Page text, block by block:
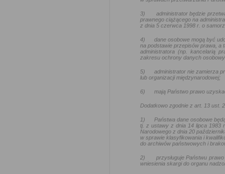
3) administrator będzie
prawnego ciążącego na
z dnia 5 czerwca 1998 r. o
4) dane osobowe mogą być
na podstawie przepisów prawa, a
administratora (np. kancelarią
zakresu ochrony danych
5) administrator nie zamierza
lub organizacji międzynarodowej;
6) mają Państwo prawo
Dodatkowo zgodnie z art. 13 ust.
1) Państwa dane osobowe
tj. z ustawy z dnia 14 lipca 1983
Narodowego z dnia 20
w sprawie klasyfikowania i
do archiwów państwowych i
2) przysługuje Państwu
wniesienia skargi do organu